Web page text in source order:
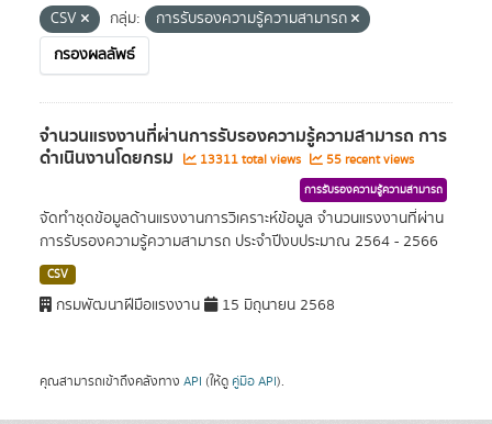
CSV
กลุ่ม:
การรับรองความรู้ความสามารถ
กรองผลลัพธ์
จำนวนแรงงานที่ผ่านการรับรองความรู้ความสามารถ การ
ดำเนินงานโดยกรม 13311 total views 55 recent views
การรับรองความรู้ความสามารถ
จัดทำชุดข้อมูลด้านแรงงานการวิเคราะห์ข้อมูล จำนวนแรงงานที่ผ่าน
การรับรองความรู้ความสามารถ ประจำปีงบประมาณ 2564 - 2566
CSV
กรมพัฒนาฝีมือแรงงาน 15 มิถุนายน 2568
คุณสามารถเข้าถึงคลังทาง API (ให้ดู คู่มือ API).